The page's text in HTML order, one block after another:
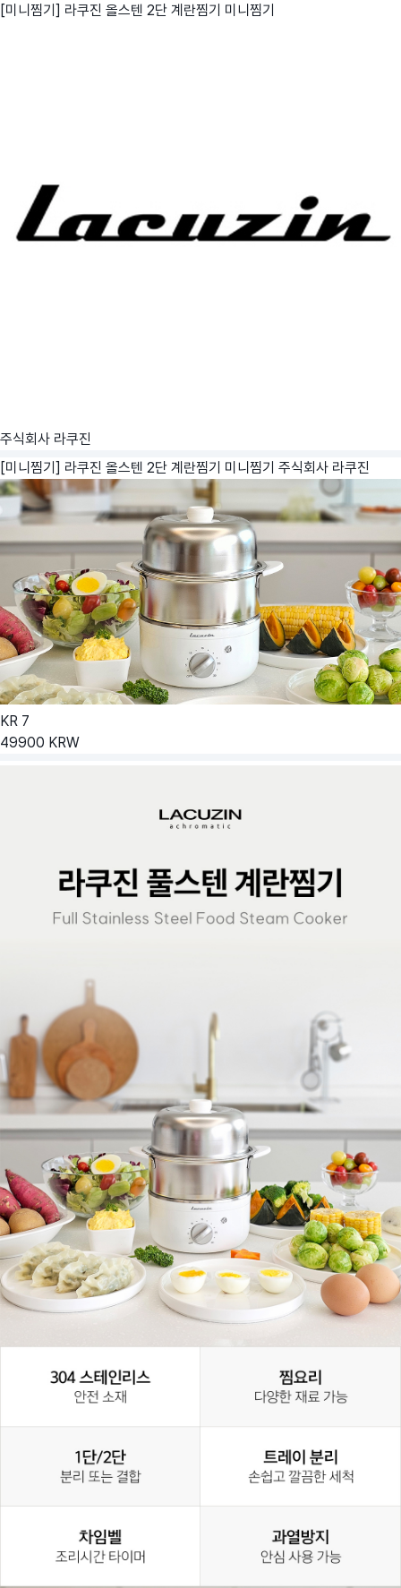
[미니찜기] 라쿠진 올스텐 2단 계란찜기 미니찜기
주식회사 라쿠진
[미니찜기] 라쿠진 올스텐 2단 계란찜기 미니찜기 주식회사 라쿠진
KR 7
49900 KRW